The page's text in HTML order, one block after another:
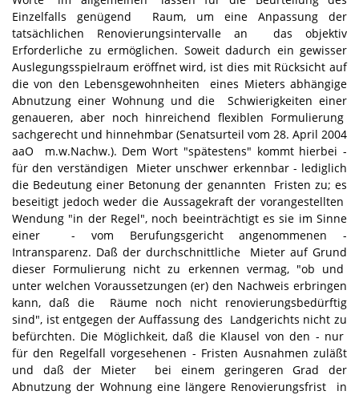
Einzelfalls genügend Raum, um eine Anpassung der
tatsächlichen Renovierungsintervalle an das objektiv
Erforderliche zu ermöglichen. Soweit dadurch ein gewisser
Auslegungsspielraum eröffnet wird, ist dies mit Rücksicht auf
die von den Lebensgewohnheiten eines Mieters abhängige
Abnutzung einer Wohnung und die Schwierigkeiten einer
genaueren, aber noch hinreichend flexiblen Formulierung
sachgerecht und hinnehmbar (Senatsurteil vom 28. April 2004
aaO m.w.Nachw.). Dem Wort "spätestens" kommt hierbei -
für den verständigen Mieter unschwer erkennbar - lediglich
die Bedeutung einer Betonung der genannten Fristen zu; es
beseitigt jedoch weder die Aussagekraft der vorangestellten
Wendung "in der Regel", noch beeinträchtigt es sie im Sinne
einer - vom Berufungsgericht angenommenen -
Intransparenz. Daß der durchschnittliche Mieter auf Grund
dieser Formulierung nicht zu erkennen vermag, "ob und
unter welchen Voraussetzungen (er) den Nachweis erbringen
kann, daß die Räume noch nicht renovierungsbedürftig
sind", ist entgegen der Auffassung des Landgerichts nicht zu
befürchten. Die Möglichkeit, daß die Klausel von den - nur
für den Regelfall vorgesehenen - Fristen Ausnahmen zuläßt
und daß der Mieter bei einem geringeren Grad der
Abnutzung der Wohnung eine längere Renovierungsfrist in